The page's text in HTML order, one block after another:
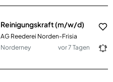
Reinigungskraft (m/w/d)
AG Reederei Norden-Frisia
Norderney
vor 7 Tagen